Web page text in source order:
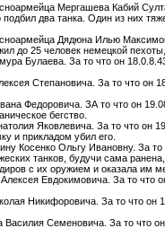
Мергашева Кабий
два танка. Один из них
Дядюна Илью
до 25 человек немецкой
Булаева. За то что он
Степановича. За то что он
Федоровича. ЗА то что он
бегство.
Яковлевича. За то что он
и прикладом убил его.
Косенко Ольгу Ивановну. За то
танков, будучи сама
с их оружием и оказала им
Евдокимовича. За то что
Никифоровича. За то что он
Семеновича. За то что